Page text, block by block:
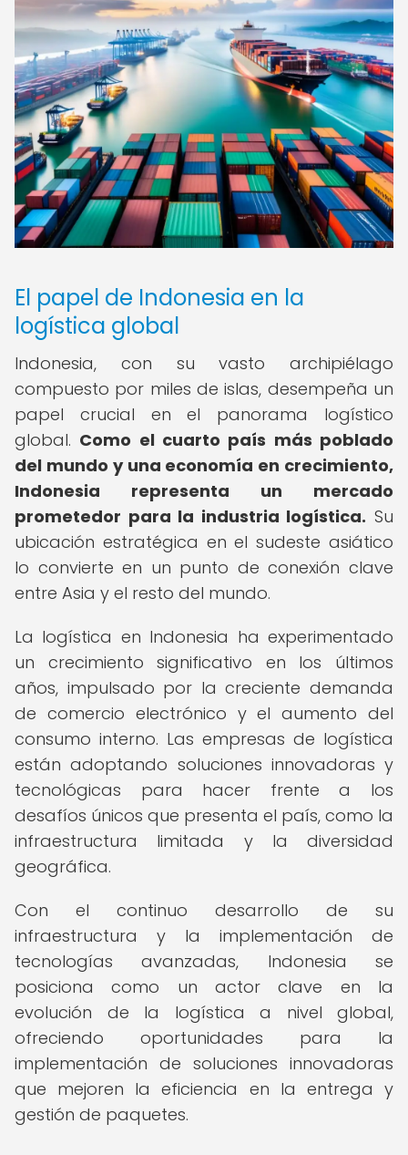
El papel de Indonesia en la
logística global
Indonesia, con su vasto archipiélago
compuesto por miles de islas, desempeña un
papel crucial en el panorama logístico
global. Como el cuarto país más poblado
del mundo y una economía en crecimiento,
Indonesia representa un mercado
prometedor para la industria logística. Su
ubicación estratégica en el sudeste asiático
lo convierte en un punto de conexión clave
entre Asia y el resto del mundo.
La logística en Indonesia ha experimentado
un crecimiento significativo en los últimos
años, impulsado por la creciente demanda
de comercio electrónico y el aumento del
consumo interno. Las empresas de logística
están adoptando soluciones innovadoras y
tecnológicas para hacer frente a los
desafíos únicos que presenta el país, como la
infraestructura limitada y la diversidad
geográfica.
Con el continuo desarrollo de su
infraestructura y la implementación de
tecnologías avanzadas, Indonesia se
posiciona como un actor clave en la
evolución de la logística a nivel global,
ofreciendo oportunidades para la
implementación de soluciones innovadoras
que mejoren la eficiencia en la entrega y
gestión de paquetes.